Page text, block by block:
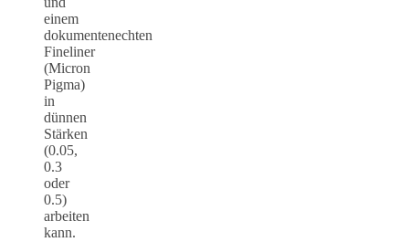
einem
dokumentenechten
Fineliner
(Micron
Pigma)
in
dünnen
Stärken
(0.05,
0.3
oder
0.5)
arbeiten
kann.